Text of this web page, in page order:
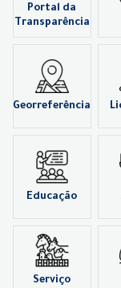
Portal da
Transparência
Georreferência
Educação
Serviço